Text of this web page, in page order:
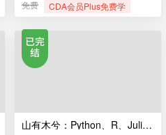
免费 CDA会员Plus免费学
山有木兮：Python、R、Julia编程极简入门